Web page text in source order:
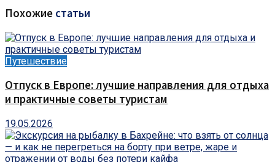
Похожие статьи
Путешествие
Отпуск в Европе: лучшие направления для отдыха
и практичные советы туристам
19.05.2026